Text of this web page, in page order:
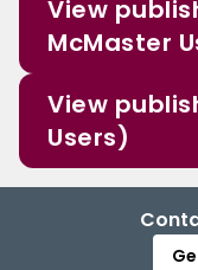
View
McMaster
View
Users)